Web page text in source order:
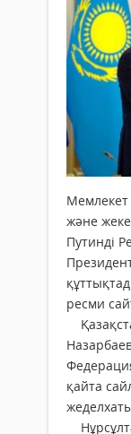
және
Путинді
ресми
қайта